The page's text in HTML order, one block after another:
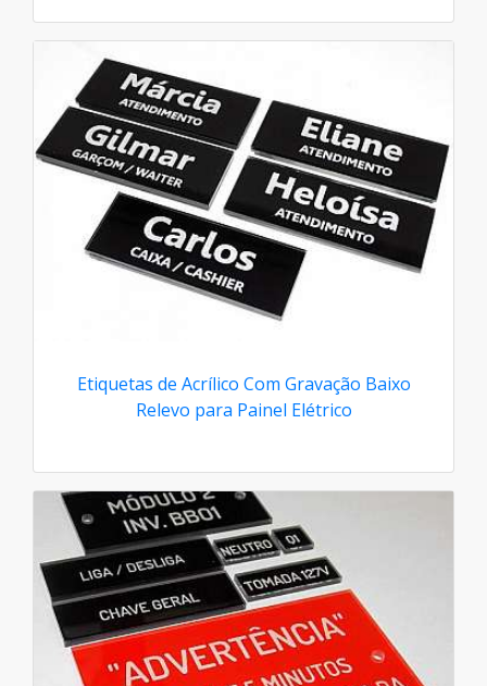
Etiquetas de Acrílico Com Gravação Baixo
Relevo para Painel Elétrico